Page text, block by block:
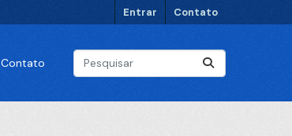
Entrar Contato
Contato